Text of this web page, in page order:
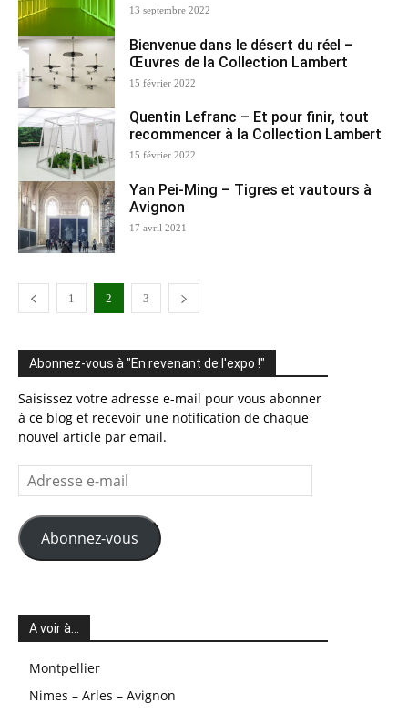
13 septembre 2022
Bienvenue dans le désert du réel –
Œuvres de la Collection Lambert
15 février 2022
Quentin Lefranc – Et pour finir, tout
recommencer à la Collection Lambert
15 février 2022
Yan Pei-Ming – Tigres et vautours à
Avignon
17 avril 2021
1 2 3
Abonnez-vous à "En revenant de l'expo !"
Saisissez votre adresse e-mail pour vous abonner
à ce blog et recevoir une notification de chaque
nouvel article par email.
Adresse
e-
mail
Abonnez-vous
A voir à…
Montpellier
Nimes – Arles – Avignon